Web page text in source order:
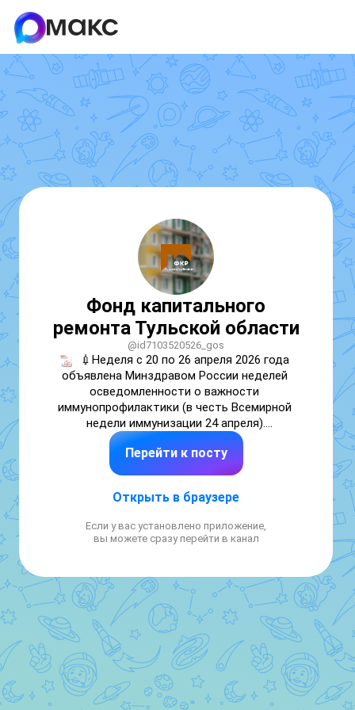
Фонд капитального
ремонта Тульской области
@id7103520526_gos
💉Неделя с 20 по 26 апреля 2026 года
объявлена Минздравом России неделей
осведомленности о важности
иммунопрофилактики (в честь Всемирной
недели иммунизации 24 апреля).
🔬В этом году вакцинация проходит под
девизом «Для каждого поколения вакцины
карточках от Министерства
Перейти к посту
Открыть в браузере
Если у вас установлено приложение,
вы можете сразу перейти в канал